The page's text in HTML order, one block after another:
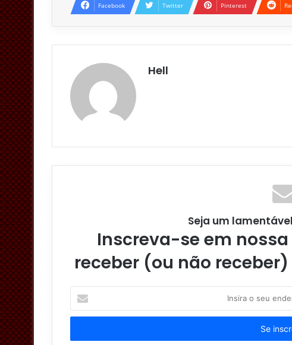
Facebook Twitter Pinterest
Hell
Seja um
Inscreva-se em
receber (ou não
s
r